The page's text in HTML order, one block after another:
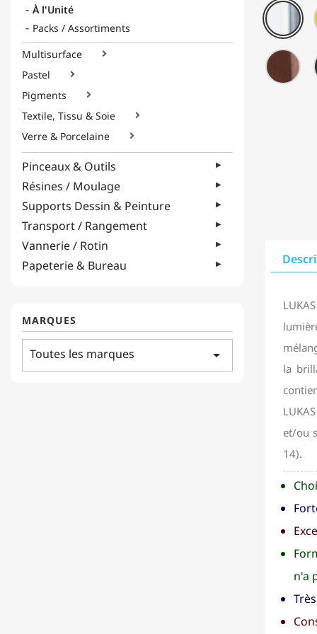
À l'Unité
Packs / Assortiments
Multisurface

Pastel 
Pigments 
Textile, Tissu & Soie 
Verre & Porcelaine 
Pinceaux & Outils
Résines / Moulage
Supports Dessin & Peinture
Transport / Rangement
Vannerie / Rotin
Papeterie & Bureau
MARQUES
Toutes les marques arrow_drop_down
Cuir)
-
-
la
et/ou
14).
n'a